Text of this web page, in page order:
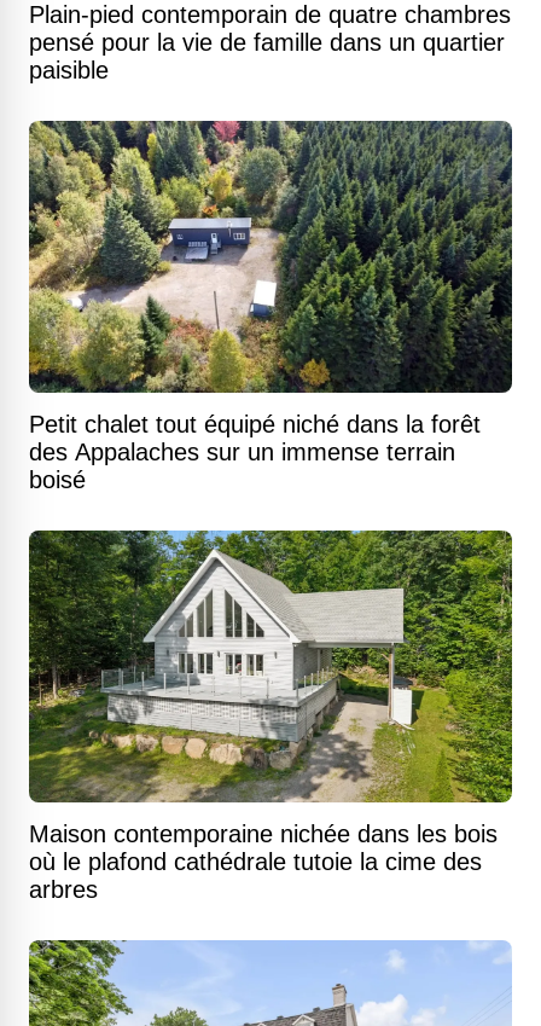
Plain-pied contemporain de quatre chambres
pensé pour la vie de famille dans un quartier
paisible
Petit chalet tout équipé niché dans la forêt
des Appalaches sur un immense terrain
boisé
Maison contemporaine nichée dans les bois
où le plafond cathédrale tutoie la cime des
arbres